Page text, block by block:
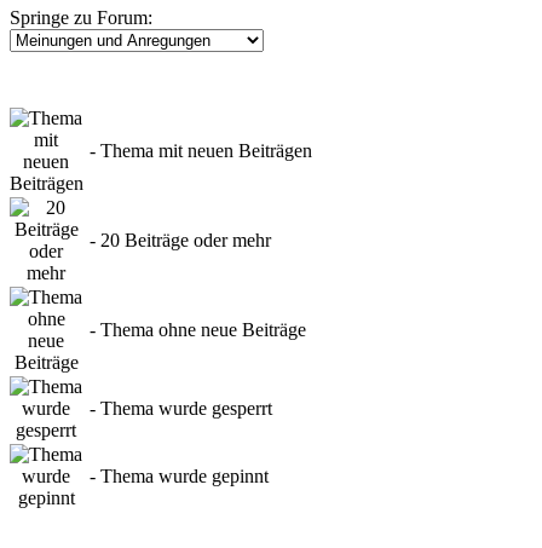
Springe zu Forum:
- Thema mit neuen Beiträgen
- 20 Beiträge oder mehr
- Thema ohne neue Beiträge
- Thema wurde gesperrt
- Thema wurde gepinnt